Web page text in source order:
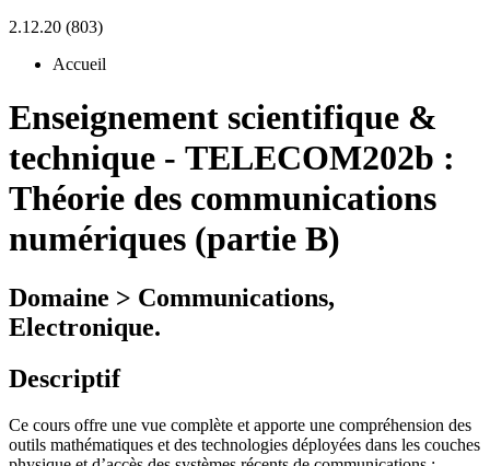
2.12.20 (803)
Accueil
Enseignement scientifique &
technique - TELECOM202b :
Théorie des communications
numériques (partie B)
Domaine > Communications,
Electronique.
Descriptif
Ce cours offre une vue complète et apporte une compréhension des
outils mathématiques et des technologies déployées dans les couches